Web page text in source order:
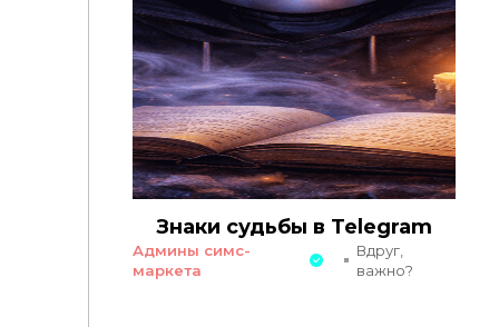
Знаки судьбы в Telegram
Админы симс-
маркета
Вдруг,
важно?